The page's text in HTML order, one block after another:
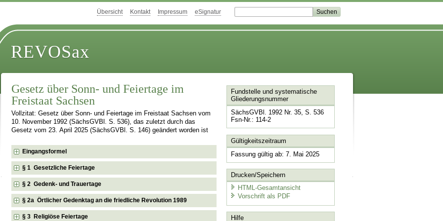
Übersicht Kontakt Impressum eSignatur
REVOSax
Gesetz über Sonn- und Feiertage im
Freistaat Sachsen
Vollzitat: Gesetz über Sonn- und Feiertage im Freistaat Sachsen vom
10. November 1992 (SächsGVBl. S. 536), das zuletzt durch das
Gesetz vom 23. April 2025 (SächsGVBl. S. 146) geändert worden ist
Eingangsformel
§ 1 Gesetzliche Feiertage
§ 2 Gedenk- und Trauertage
§ 2a Örtlicher Gedenktag an die friedliche Revolution 1989
§ 3 Religiöse Feiertage
Fundstelle und systematische
Gliederungsnummer
SächsGVBl. 1992 Nr. 35, S. 536
Fsn-Nr.: 114-2
Gültigkeitszeitraum
Fassung gültig ab: 7. Mai 2025
Drucken/Speichern
HTML-Gesamtansicht
Vorschrift als PDF
Hilfe